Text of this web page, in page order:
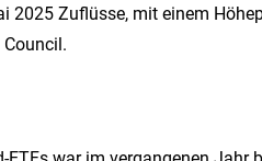
2025 Zuflüsse, mit einem